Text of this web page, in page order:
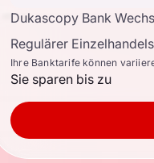
Dukascopy Bank
Regulärer
Ihre Banktarife können
Sie sparen bis zu